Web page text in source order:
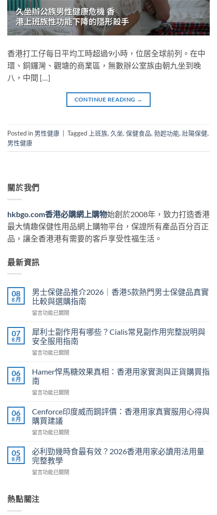
香港打工仔每日平均工時超過9小時，位居全球前列。在中
環、銅鑼灣、觀塘的商業區，無數辦公室族由朝九坐到晚
八，中間 […]
CONTINUE READING →
Posted in 男性健康 | Tagged 上班族, 久坐, 保健食品, 勃起功能, 壯陽保健,
男性健康
關於我們
hkbgo.com香港必購網上購物始創於2008年，致力打造香港
最大情趣保健性用品網上購物平台，保證所有產品百分百正
品，讓全香港港有需要的客戶享受性福生活。
最新資訊
08
8 月
男士保健品推介2026｜香港5款熱門男士保健品真實
比較與選購指南
在
士
保
健
品
介
2026
｜
香
5
款
門
士
保
健
實
比
留言功能已關閉
07
8 月
犀利士副作用有哪些？Cialis常見副作用完整說明與
安全服用指南
在
利
士
副
作
有
哪
些？
Cialis
見
副
用
說
留言功能已關閉
06
8 月
Hamer悍馬糖效果真相：香港用家實測與正貨購買指
南
在
悍
馬
糖
效
真
相：
香
港
實
留言功能已關閉
06
8 月
Cenforce印度威而鋼評價：香港用家真實服用心得與
購買建議
在
印
度
威
而
價：
留言功能已關閉
05
8 月
必利勁幾時食最有效？2026香港用家必讀用法用量
完整教學
在
勁
幾
留言功能已關閉
熱點關注